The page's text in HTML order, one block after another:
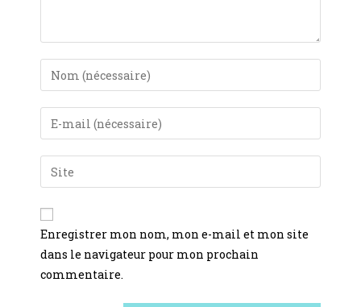
Enregistrer mon nom, mon e-mail et mon site
dans le navigateur pour mon prochain
commentaire.